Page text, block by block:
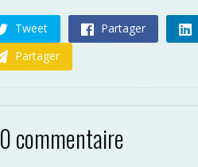
Tweet Partager
Partager
0 commentaire